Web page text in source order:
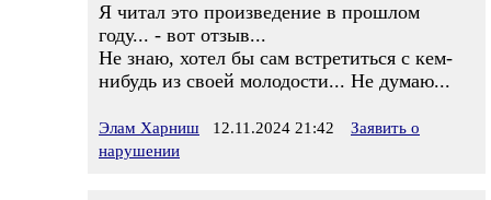
Я читал это произведение в прошлом
году... - вот отзыв...
Не знаю, хотел бы сам встретиться с кем-
нибудь из своей молодости... Не думаю...
Элам Харниш 12.11.2024 21:42
Заявить о
нарушении